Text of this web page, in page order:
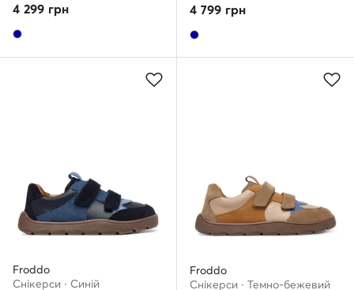
4 299 грн 4 799 грн
Froddo
Снікерcи · Cиній
Froddo
Снікерcи · Темно-бежевий